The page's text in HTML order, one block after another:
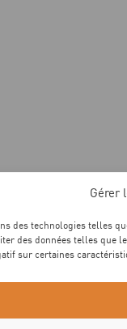
Gérer
des technologies telles
des données telles que
sur certaines